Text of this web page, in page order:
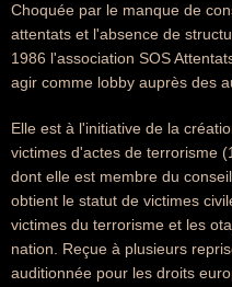
Choquée par le manque de
attentats et l'absence de
1986 l'association SOS
agir comme lobby auprès des
Elle est à l'initiative de la
victimes d'actes de terrorisme
dont elle est membre du
obtient le statut de victimes
victimes du terrorisme et les
nation. Reçue à plusieurs
auditionnée pour les droits